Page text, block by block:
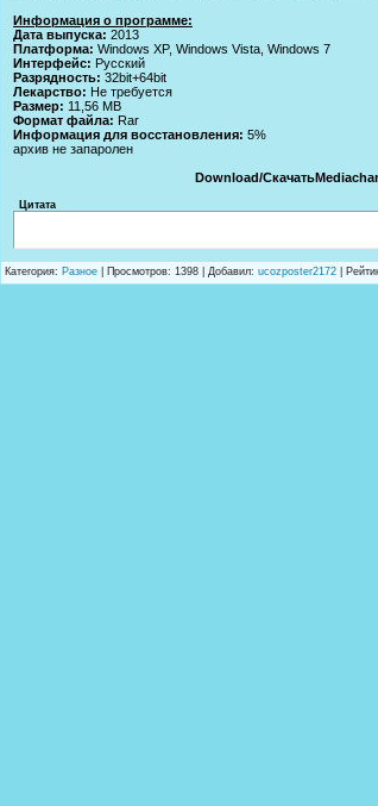
Информация о программе:
Дата выпуска: 2013
Платформа: Windows XP, Windows Vista, Windows 7
Интерфейс: Русский
Разрядность: 32bit+64bit
Лекарство: Не требуется
Размер: 11,56 MB
Формат файла: Rar
Информация для восстановления: 5%
архив не запаролен
Download/
Цитата
Категория: Разное Просмотров: 1398 | Добавил: ucozposter2172